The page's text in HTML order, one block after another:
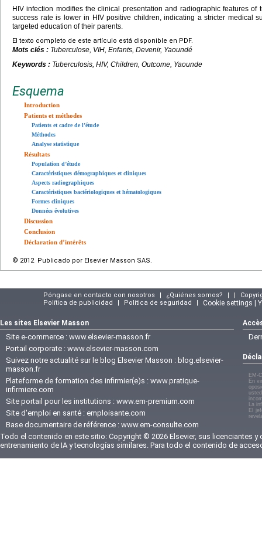
HIV infection modifies the clinical presentation and radiographic features of
success rate is lower in HIV positive children, indicating a stricter medical
targeted education of their parents.
El texto completo de este artículo está disponible en PDF.
Mots clés : Tuberculose, VIH, Enfants, Devenir, Yaoundé
Keywords : Tuberculosis, HIV, Children, Outcome, Yaounde
Esquema
Introduction
Patients et méthodes
Patients et cadre de l’étude
Méthodes
Analyse statistique
Résultats
Population d’étude
Caractéristiques démographiques et cliniques
Aspects radiographiques
Caractéristiques bactériologiques et hématologiques
Formes cliniques
Données évolutives
Discussion
Conclusion
Déclaration d’intérêts
© 2012 Publicado por Elsevier Masson SAS.
Póngase en contacto con nosotros | ¿Quiénes somos? | |
Política de publicidad
| Política de seguridad | Cookie settings |
Les sites Elsevier Masson
Site e-commerce : www.elsevier-masson.fr
Portail corporate : www.elsevier-masson.com
Suivez notre actualité sur le blog Elsevier Masson : blog.elsevier-
masson.fr
Plateforme de formation des infirmier(e)s : www.pratique-
infirmiere.com
Site portail pour les institutions : www.em-premium.com
Site d'emploi en santé : emploisante.com
Base documentaire de référence : www.em-consulte.com
EM-
En
La
El
Todo el contenido en este sitio: Copyright © 2026 Elsevier, sus licenciantes
entrenamiento de IA y tecnologías similares. Para todo el contenido de